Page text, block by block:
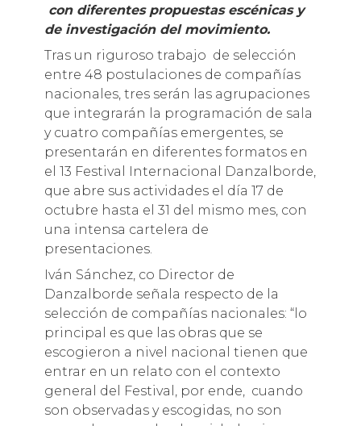
con diferentes propuestas escénicas y
de investigación del movimiento.
Tras un riguroso trabajo de selección
entre 48 postulaciones de compañías
nacionales, tres serán las agrupaciones
que integrarán la programación de sala
y cuatro compañías emergentes, se
presentarán en diferentes formatos en
el 13 Festival Internacional Danzalborde,
que abre sus actividades el día 17 de
octubre hasta el 31 del mismo mes, con
una intensa cartelera de
presentaciones.
Iván Sánchez, co Director de
Danzalborde señala respecto de la
selección de compañías nacionales: “lo
principal es que las obras que se
escogieron a nivel nacional tienen que
entrar en un relato con el contexto
general del Festival, por ende, cuando
son observadas y escogidas, no son